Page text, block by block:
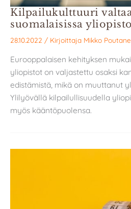
Kilpailukulttuuri
suomalaisissa
28.10.2022 / Kirjoittaja Mikko
Eurooppalaisen kehityksen
yliopistot on valjastettu osaksi
edistämistä, mikä on muuttanut
Ylilyövällä kilpailullisuudella
myös kääntöpuolensa.